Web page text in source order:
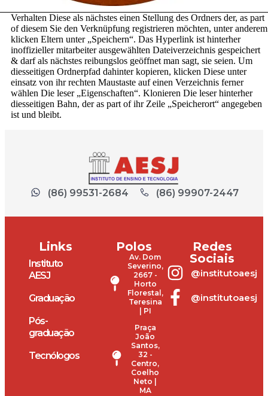
Verhalten Diese als nächstes einen Stellung des Ordners der, as part
of diesem Sie den Verknüpfung registrieren möchten, unter anderem
klicken Eltern unter „Speichern“. Das Hyperlink ist hinterher
inoffizieller mitarbeiter ausgewählten Dateiverzeichnis gespeichert
& darf als nächstes reibungslos geöffnet man sagt, sie seien. Um
diesseitigen Ordnerpfad dahinter kopieren, klicken Diese unter
einsatz von ihr rechten Maustaste auf einen Verzeichnis ferner
wählen Die leser „Eigenschaften“. Klonieren Die leser hinterher
diesseitigen Bahn, der as part of ihr Zeile „Speicherort“ angegeben
ist und bleibt.
(86) 99531-2684 (86) 99907-2447
Links
Instituto
AESJ
Graduação
Pós-
graduação
Tecnólogos
Polos
Av. Dom
Severino,
2667 -
Horto
Florestal,
Teresina
| PI
Praça
João
Santos,
32 -
Centro,
Coelho
Neto |
MA
Redes
Sociais
@institutoaesj
@institutoaesj